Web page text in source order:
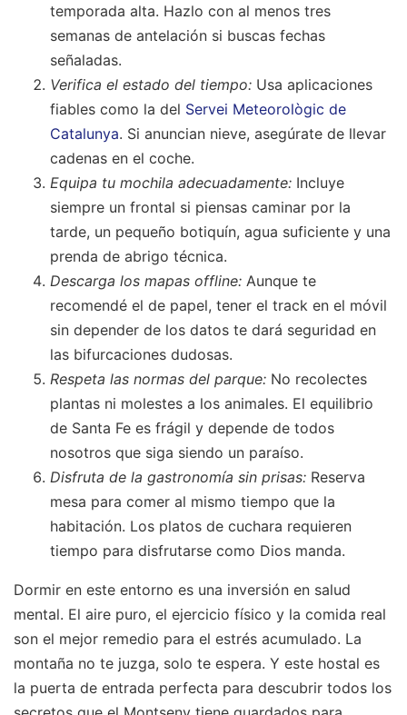
temporada alta. Hazlo con al menos tres
semanas de antelación si buscas fechas
señaladas.
Verifica el estado del tiempo: Usa aplicaciones
fiables como la del Servei Meteorològic de
Catalunya. Si anuncian nieve, asegúrate de llevar
cadenas en el coche.
Equipa tu mochila adecuadamente: Incluye
siempre un frontal si piensas caminar por la
tarde, un pequeño botiquín, agua suficiente y una
prenda de abrigo técnica.
Descarga los mapas offline: Aunque te
recomendé el de papel, tener el track en el móvil
sin depender de los datos te dará seguridad en
las bifurcaciones dudosas.
Respeta las normas del parque: No recolectes
plantas ni molestes a los animales. El equilibrio
de Santa Fe es frágil y depende de todos
nosotros que siga siendo un paraíso.
Disfruta de la gastronomía sin prisas: Reserva
mesa para comer al mismo tiempo que la
habitación. Los platos de cuchara requieren
tiempo para disfrutarse como Dios manda.
Dormir en este entorno es una inversión en salud
mental. El aire puro, el ejercicio físico y la comida real
son el mejor remedio para el estrés acumulado. La
montaña no te juzga, solo te espera. Y este hostal es
la puerta de entrada perfecta para descubrir todos los